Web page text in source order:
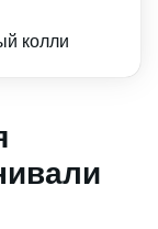
колли